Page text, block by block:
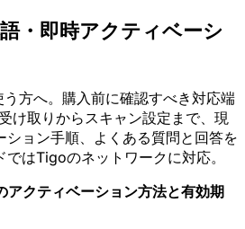
・即時アクティベーシ
方へ。購入前に確認すべき対応端
け取りからスキャン設定まで、現
ション手順、よくある質問と回答を
はTigoのネットワークに対応。
アクティベーション方法と有効期